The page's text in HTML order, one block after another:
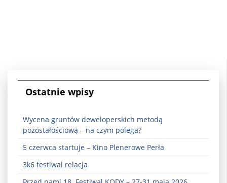
Ostatnie wpisy
Wycena gruntów deweloperskich metodą
pozostałościową – na czym polega?
5 czerwca startuje – Kino Plenerowe Perła
3k6 festiwal relacja